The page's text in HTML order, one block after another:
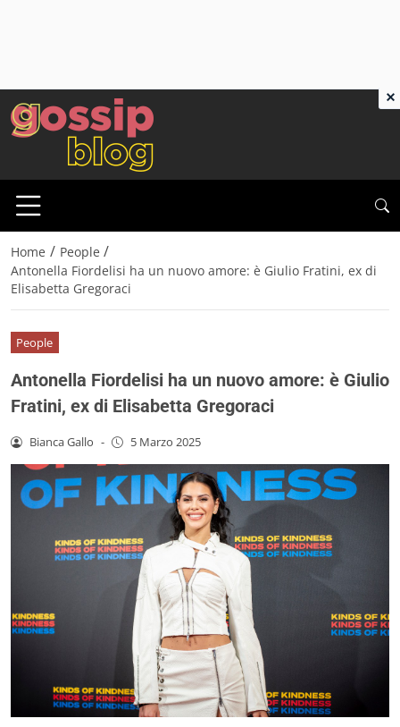
Home / People /
Antonella Fiordelisi ha un nuovo amore: è Giulio Fratini, ex di
Elisabetta Gregoraci
People
Antonella Fiordelisi ha un nuovo amore: è Giulio
Fratini, ex di Elisabetta Gregoraci
Bianca Gallo - 5 Marzo 2025
×